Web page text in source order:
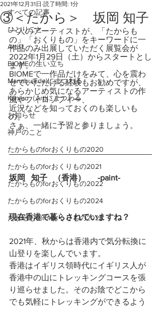
すべての記事
ひとりごと
Artist
BIOMEの生い立ち
Manabu(Edu)にまつわる
Kanjiru（Art)にまつわる
お知らせ
神戸のこと
たからものforおくりもの2020
たからものforおくりもの2021
たからものforおくりもの2022
たからものforおくりもの2024
たからものforおくりもの2025
③＜たから＞ 坂岡 知子
2021年12月31日 読了時間: 1分
一人のアーティストが、「たからも
の」「おくりもの」をキーワードに一
作品のみ出展していただく展覧会が
2022年1月29日（土）からスタートとし
ます。
BIOMEで一作品だけをみて、心を震わ
せていただける経験もお勧めですが、
あらかじめ気になるアーティストの作
風やフィロソフィー、
近況などを知っておくのも楽しいも
の。
さぁ、一緒に予習と参りましょう。
坂岡   知子   （香港） -paint-
現在香港で暮らされていますね？
2021年、秋からは香港内で気分転換に
山登りを楽しんでいます。
香港はイギリス領時代にイギリス人が
香港中の山にトレッキングコースを張
り巡らせました。そのお陰でどこから
でも気軽にトレッキングができるよう